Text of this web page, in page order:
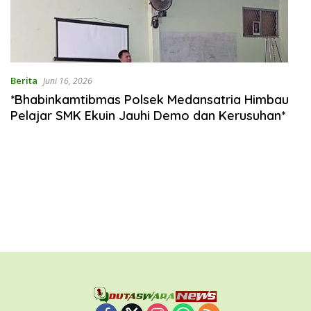
Berita Juni 16, 2026
*Bhabinkamtibmas Polsek Medansatria Himbau
Pelajar SMK Ekuin Jauhi Demo dan Kerusuhan*